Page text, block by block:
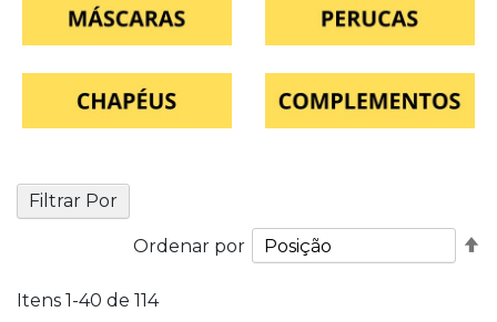
Filtrar Por
Itens 1-40 de 114
Ordenar por